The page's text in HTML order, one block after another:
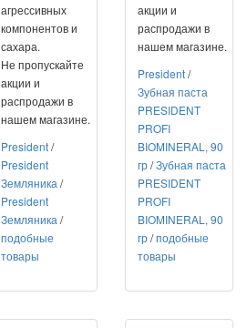
агрессивных
компонентов и
сахара.
Не пропускайте
акции и
распродажи в
нашем магазине.
President/
President
Земляника /
President
Земляника /
подобные
товары
акции и
распродажи в
нашем магазине.
President/
Зубная паста
PRESIDENT
PROFI
BIOMINERAL, 90
гр/Зубная паста
PRESIDENT
PROFI
BIOMINERAL, 90
гр/подобные
товары